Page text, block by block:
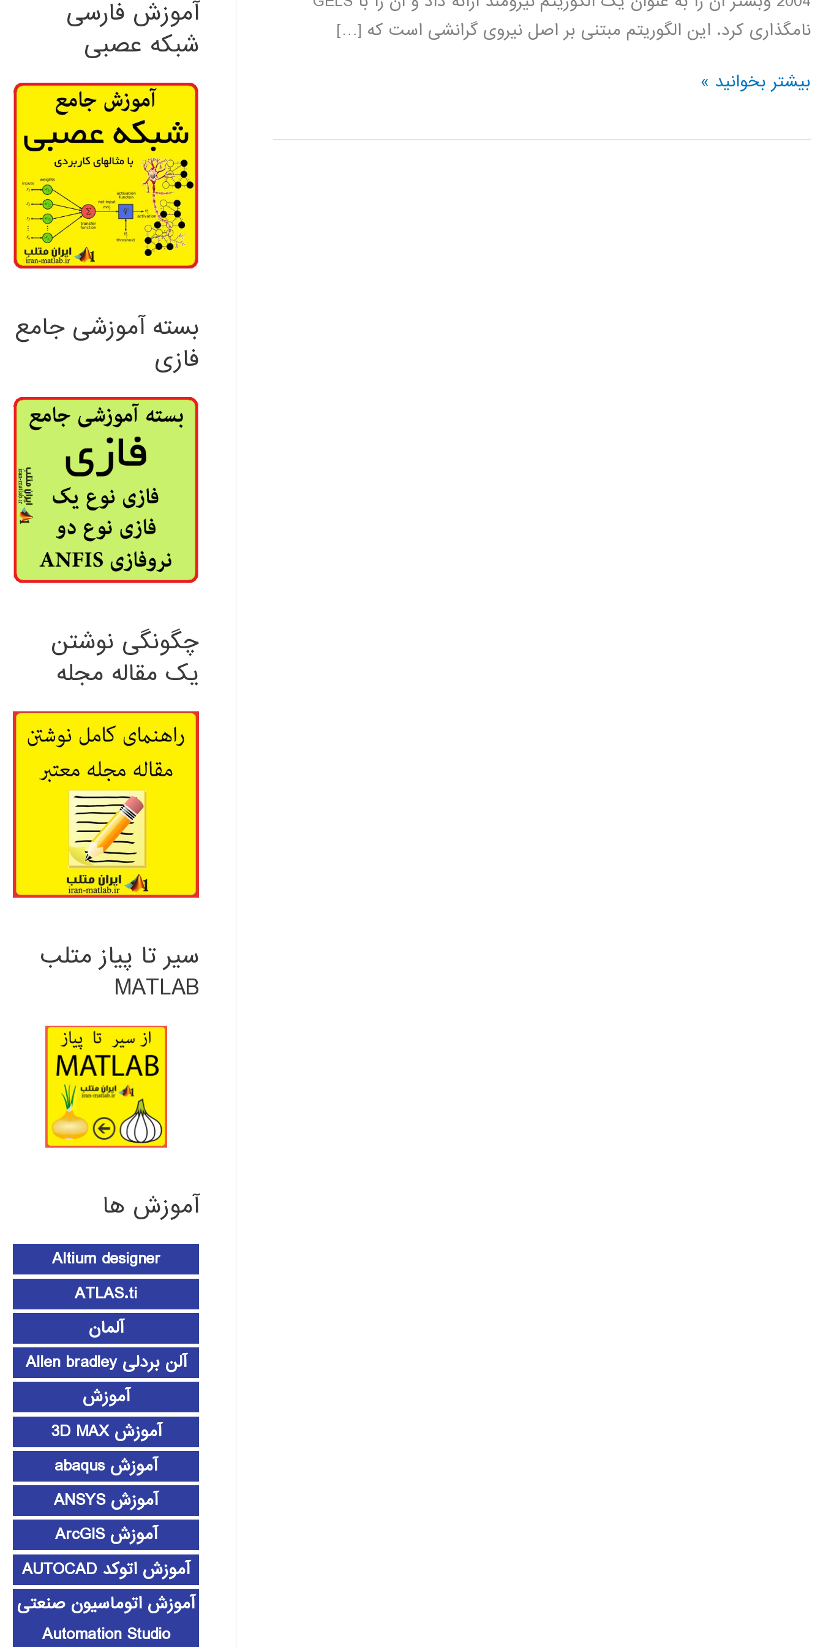
نامگذاری کرد. این الگوریتم مبتنی بر اصل نیروی گرانشی است که […]
فیلم
آموزش
بیشتر بخوانید »
آموزش فارسی
شبکه عصبی
بسته آموزشی جامع
فازی
چگونگی نوشتن
یک مقاله مجله
سیر تا پیاز متلب
MATLAB
آموزش ها
Altium designer
ATLAS.ti
آلمان
آلن بردلی Allen bradley
آموزش
آموزش 3D MAX
آموزش abaqus
آموزش ANSYS
آموزش ArcGIS
آموزش اتوکد AUTOCAD
آموزش اتوماسیون صنعتی
Automation Studio